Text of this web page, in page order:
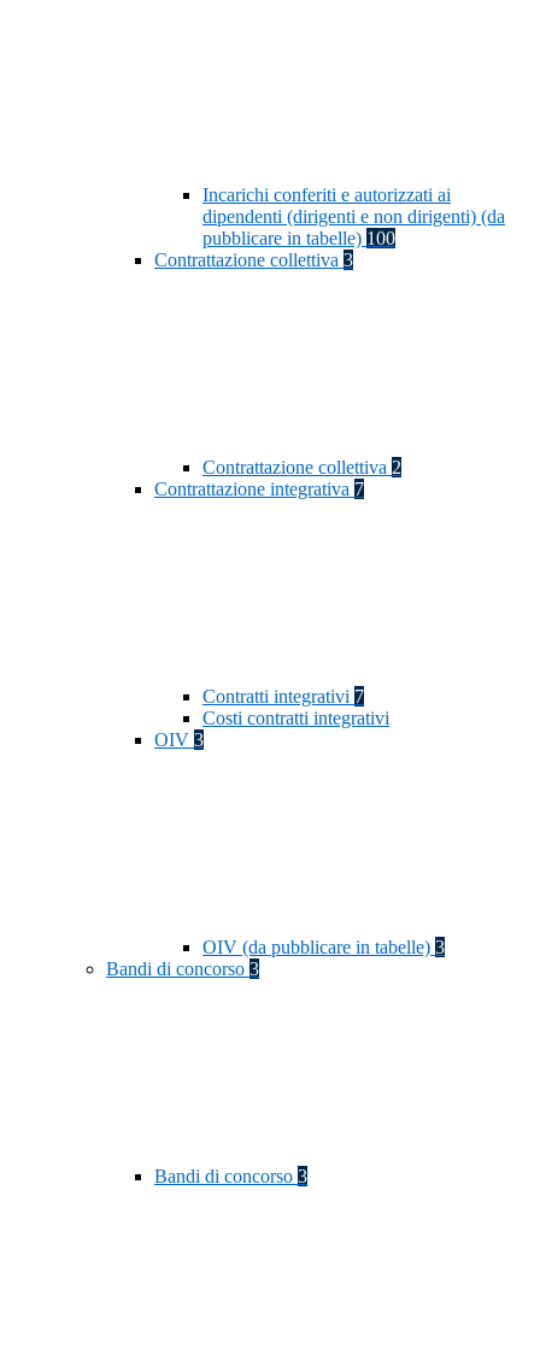
Incarichi conferiti e autorizzati ai
dipendenti (dirigenti e non dirigenti) (da
pubblicare in tabelle) 100
Contrattazione collettiva 3
Contrattazione collettiva 2
Contrattazione integrativa 7
Contratti integrativi 7
Costi contratti integrativi
OIV 3
OIV (da pubblicare in tabelle) 3
Bandi di concorso 3
Bandi di concorso 3